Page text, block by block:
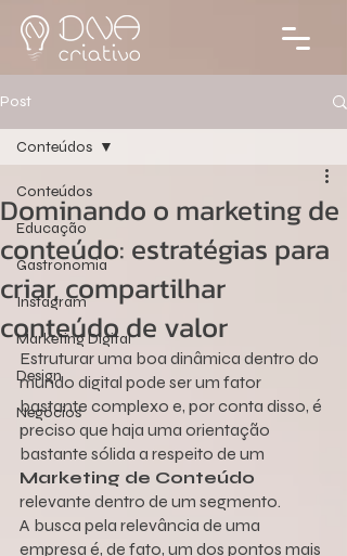
Post
Conteúdos
Educação
Gastronomia
Instagram
Marketing Digital
Design
Negócios
Conteúdos
Dominando o marketing de
conteúdo: estratégias para
criar, compartilhar
conteúdo de valor
Estruturar uma boa dinâmica dentro do
mundo digital pode ser um fator
bastante complexo e, por conta disso, é
preciso que haja uma orientação
bastante sólida a respeito de um
Marketing de Conteúdo
relevante dentro de um segmento.
A busca pela relevância de uma
empresa é, de fato, um dos pontos mais